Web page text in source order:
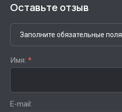
Оставьте отзыв
Заполните обязательные поля
Имя: *
E-mail: